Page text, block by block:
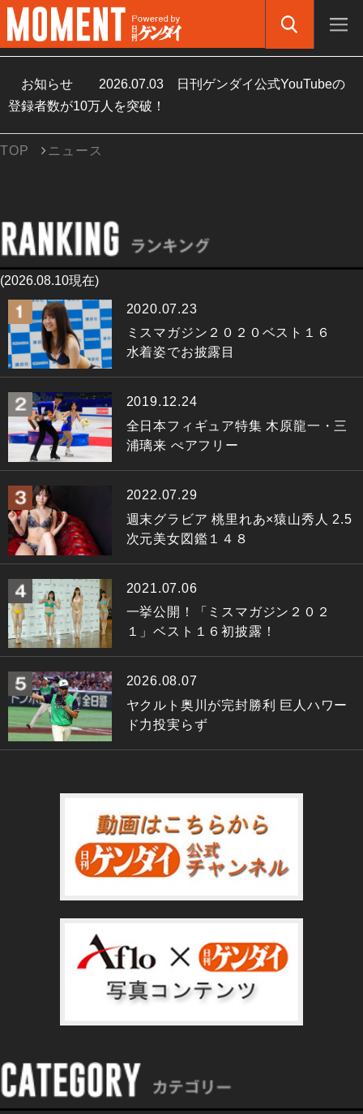
お知らせ 2026.07.03
日刊ゲンダイ公式YouTubeの
登録者数が10万人を突破！
TOP ニュース
(2026.08.10現在)
2020.07.23
ミスマガジン２０２０ベスト１６
水着姿でお披露目
2019.12.24
全日本フィギュア特集 木原龍一・三
浦璃来 ぺアフリー
2022.07.29
週末グラビア 桃里れあ×猿山秀人 2.5
次元美女図鑑１４８
2021.07.06
一挙公開！「ミスマガジン２０２
１」ベスト１６初披露！
2026.08.07
ヤクルト奥川が完封勝利 巨人ハワー
ド力投実らず